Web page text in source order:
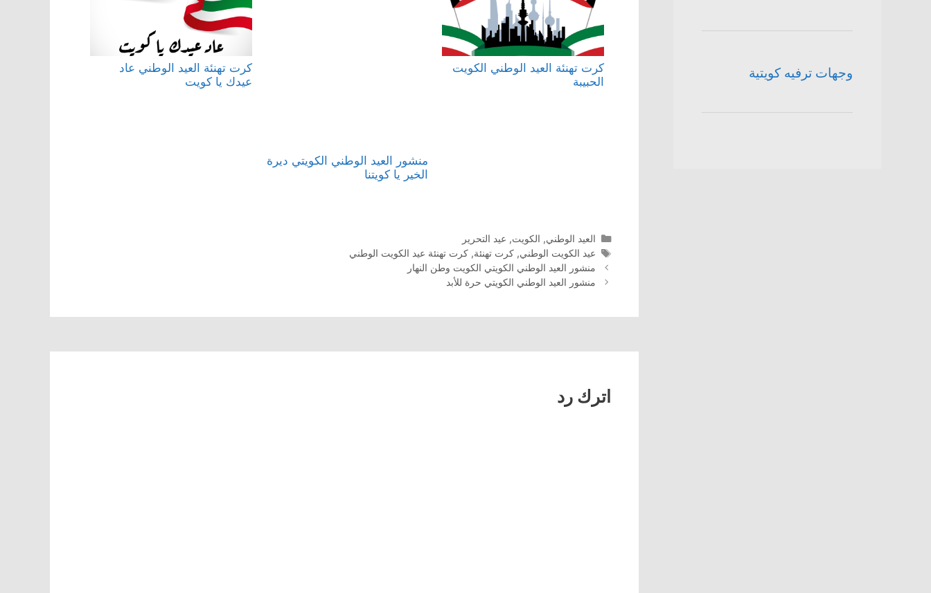
كرت تهنئة العيد الوطني الكويت
الحبيبة
منشور العيد الوطني الكويتي ديرة
الخير يا كويتنا
كرت تهنئة العيد الوطني عاد
عيدك يا كويت
التصنيفات
العيد الوطني, الكويت, عيد التحرير
الوسوم
عيد الكويت الوطني, كرت تهنئة, كرت تهنئة عيد الكويت الوطني
تصفّح
المقالات
منشور العيد الوطني الكويتي الكويت وطن النهار
منشور العيد الوطني الكويتي حرة للأبد
اترك رد
وجهات ترفيه كويتية